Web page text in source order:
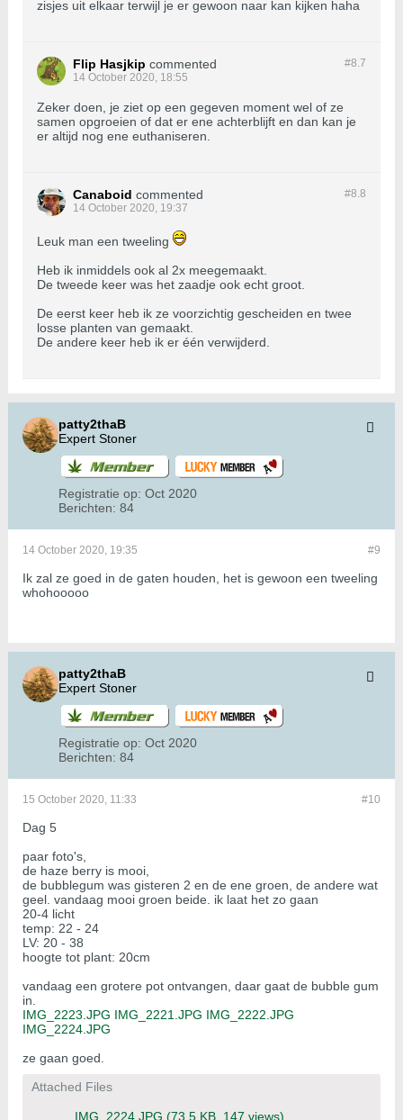
zisjes uit elkaar terwijl je er gewoon naar kan kijken haha
#8.7
Flip Hasjkip commented
14 October 2020, 18:55
Zeker doen, je ziet op een gegeven moment wel of ze
samen opgroeien of dat er ene achterblijft en dan kan je
er altijd nog ene euthaniseren.
#8.8
Canaboid commented
14 October 2020, 19:37
Leuk man een tweeling
Heb ik inmiddels ook al 2x meegemaakt.
De tweede keer was het zaadje ook echt groot.
De eerst keer heb ik ze voorzichtig gescheiden en twee
losse planten van gemaakt.
De andere keer heb ik er één verwijderd.
patty2thaB
Expert Stoner
Registratie op: Oct 2020
Berichten: 84
#9
14 October 2020, 19:35
Ik zal ze goed in de gaten houden, het is gewoon een tweeling
whohooooo
patty2thaB
Expert Stoner
Registratie op: Oct 2020
Berichten: 84
#10
15 October 2020, 11:33
Dag 5
paar foto's,
de haze berry is mooi,
de bubblegum was gisteren 2 en de ene groen, de andere wat
geel. vandaag mooi groen beide. ik laat het zo gaan
20-4 licht
temp: 22 - 24
LV: 20 - 38
hoogte tot plant: 20cm
vandaag een grotere pot ontvangen, daar gaat de bubble gum
in.
IMG_2223.JPG IMG_2221.JPG IMG_2222.JPG
IMG_2224.JPG
ze gaan goed.
Attached Files
IMG_2224.JPG (73,5 KB, 147 views)